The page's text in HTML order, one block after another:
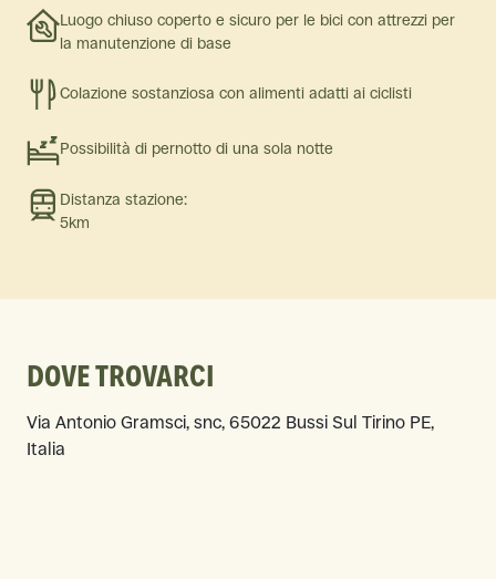
Luogo chiuso coperto e sicuro per le bici con attrezzi per
la manutenzione di base
Colazione sostanziosa con alimenti adatti ai ciclisti
Possibilità di pernotto di una sola notte
Distanza stazione:
5km
DOVE TROVARCI
Via Antonio Gramsci, snc, 65022 Bussi Sul Tirino PE,
Italia